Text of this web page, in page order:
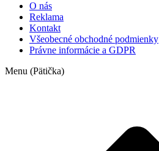
O nás
Reklama
Kontakt
Všeobecné obchodné podmienky
Právne informácie a GDPR
Menu (Pätička)